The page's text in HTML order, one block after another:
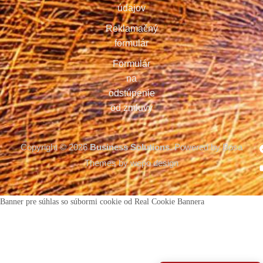
údajov
Reklamačný
formulár
Formulár
na
odstúpenie
od zmluvy
Copyright © 2026Business Solutions.Powered by Bosa
Themes by wepo design
Banner pre súhlas so súbormi cookie od Real Cookie Bannera